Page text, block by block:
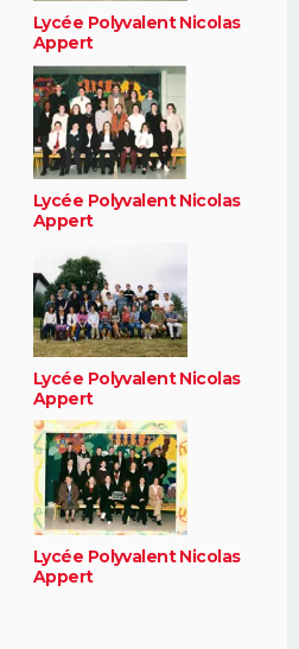
Lycée Polyvalent Nicolas
Appert
Lycée Polyvalent Nicolas
Appert
Lycée Polyvalent Nicolas
Appert
Lycée Polyvalent Nicolas
Appert